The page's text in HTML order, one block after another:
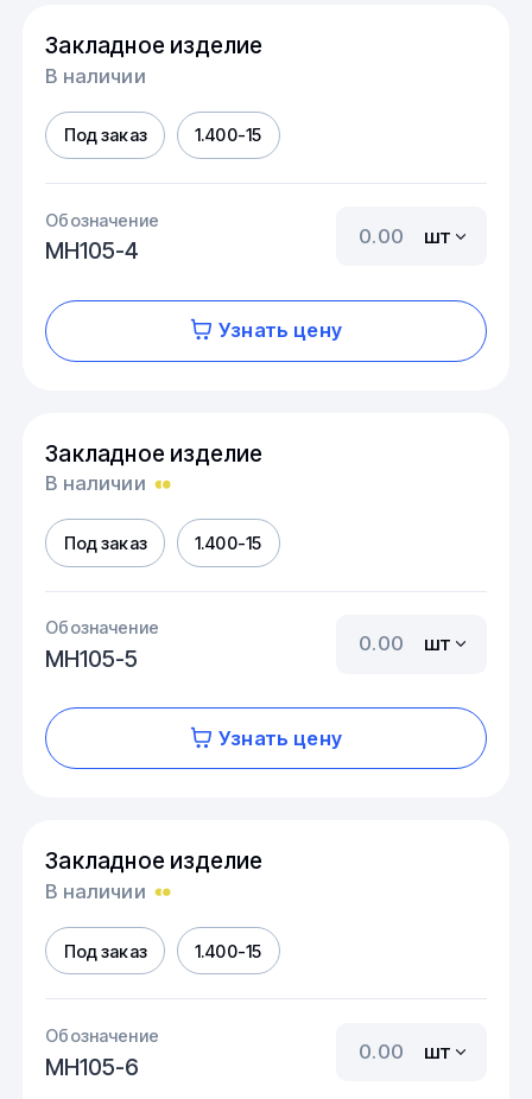
Закладное изделие
В наличии
Под заказ 1.400-15
Обозначение
МН105-4
шт
Узнать цену
Закладное изделие
В наличии
Под заказ 1.400-15
Обозначение
МН105-5
шт
Узнать цену
Закладное изделие
В наличии
Под заказ 1.400-15
Обозначение
МН105-6
шт